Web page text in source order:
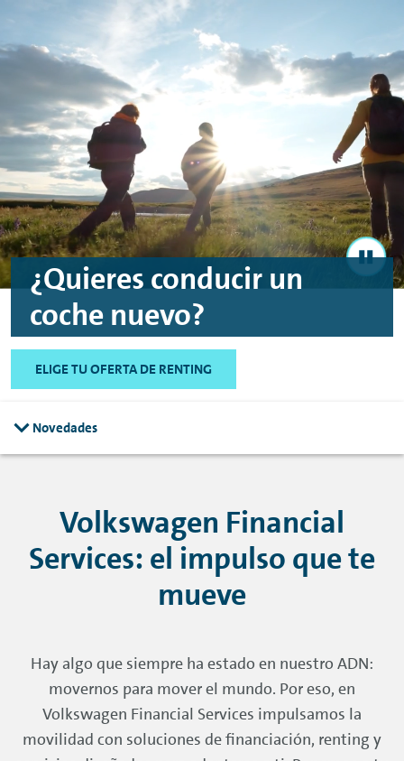
Ir al contenido principal
Ir al footer
¿Quieres conducir un
coche nuevo?
ELIGE TU OFERTA DE RENTING
Novedades
Volkswagen Financial
Services: el impulso que te
mueve
Hay algo que siempre ha estado en nuestro ADN:
movernos para mover el mundo. Por eso, en
Volkswagen Financial Services impulsamos la
movilidad con soluciones de financiación, renting y